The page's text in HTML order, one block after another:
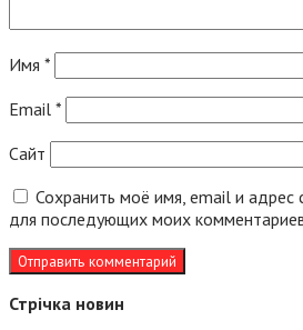
Имя *
Email *
Сайт
Сохранить моё имя, email и адрес
для последующих моих
Стрічка новин